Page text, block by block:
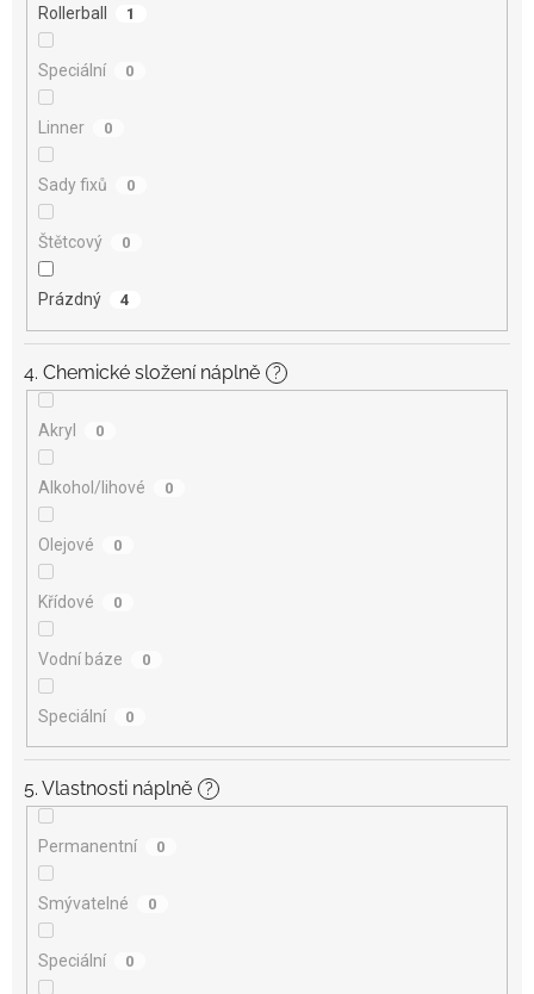
Rollerball 1
Speciální 0
Linner 0
Sady fixů 0
Štětcový 0
Prázdný 4
4. Chemické složení náplně ?
Akryl 0
Alkohol/lihové 0
Olejové 0
Křídové 0
Vodní báze 0
Speciální 0
5. Vlastnosti náplně ?
Permanentní 0
Smývatelné 0
Speciální 0